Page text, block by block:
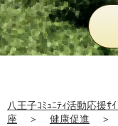
八王子ｺﾐｭﾆﾃｨ活動応援
座
＞ 健康促進 ＞